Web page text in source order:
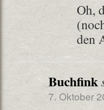
Oh,
den
Buchfink
7. Oktober